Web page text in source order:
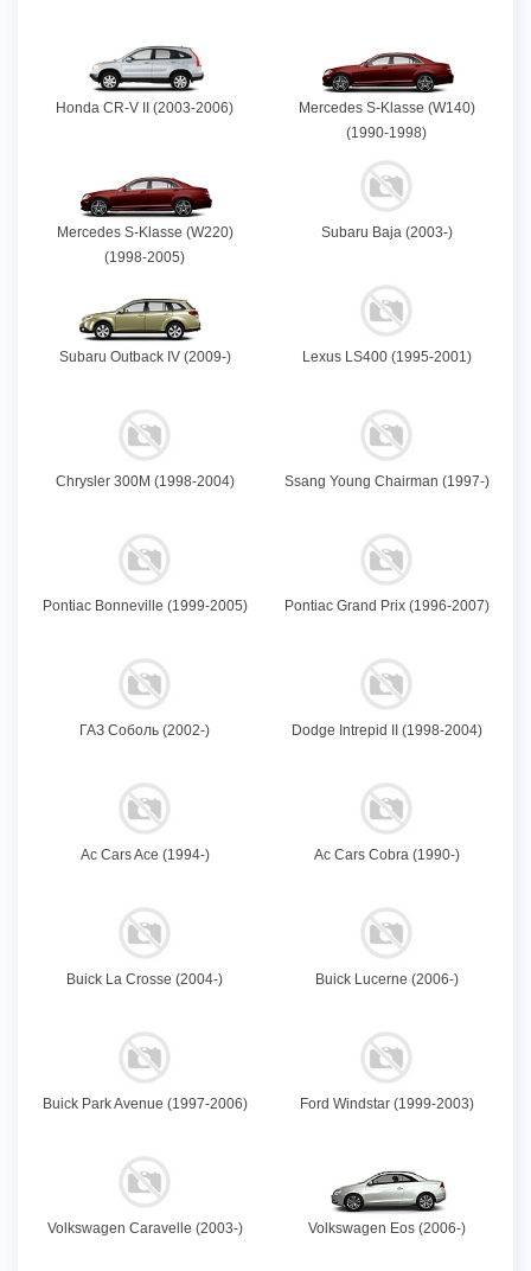
Honda CR-V II (2003-2006)
Mercedes S-Klasse (W140)
(1990-1998)
Mercedes S-Klasse (W220)
(1998-2005)
Subaru Baja (2003-)
Subaru Outback IV (2009-) Lexus LS400 (1995-2001)
Chrysler 300M (1998-2004) Ssang Young Chairman (1997-)
Pontiac Bonneville (1999-2005) Pontiac Grand Prix (1996-2007)
ГАЗ Соболь (2002-) Dodge Intrepid II (1998-2004)
Ac Cars Ace (1994-) Ac Cars Cobra (1990-)
Buick La Crosse (2004-) Buick Lucerne (2006-)
Buick Park Avenue (1997-2006) Ford Windstar (1999-2003)
Volkswagen Caravelle (2003-) Volkswagen Eos (2006-)